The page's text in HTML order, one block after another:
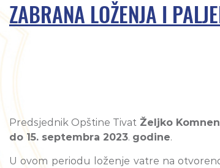
ZABRANA LOŽENJA I
Predsjednik Opštine Tivat Željko
do 15. septembra 2023. godine.
U ovom periodu loženje vatre na